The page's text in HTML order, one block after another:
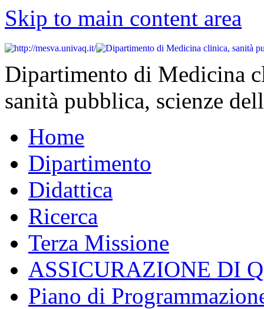
Skip to main content area
Dipartimento di Medicina
sanità pubblica, scienze
Home
Dipartimento
Didattica
Ricerca
Terza Missione
ASSICURAZIONE DI
Piano di